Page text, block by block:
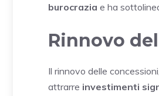
burocrazia e ha
Rinnovo
Il rinnovo delle
attrarre investimenti